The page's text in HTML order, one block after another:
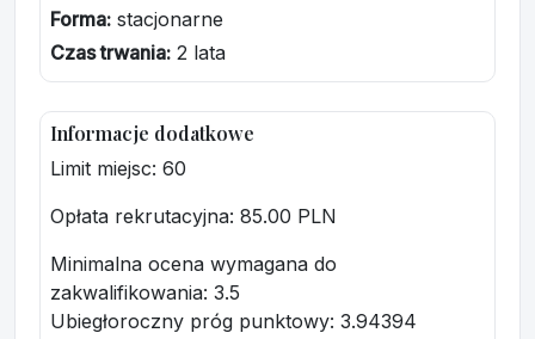
Forma: stacjonarne
Czas trwania: 2 lata
Informacje dodatkowe
Limit miejsc: 60
Opłata rekrutacyjna: 85.00 PLN
Minimalna ocena wymagana do
zakwalifikowania: 3.5
Ubiegłoroczny próg punktowy: 3.94394